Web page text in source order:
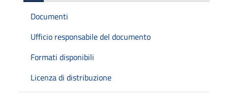
Documenti
Ufficio responsabile del documento
Formati disponibili
Licenza di distribuzione